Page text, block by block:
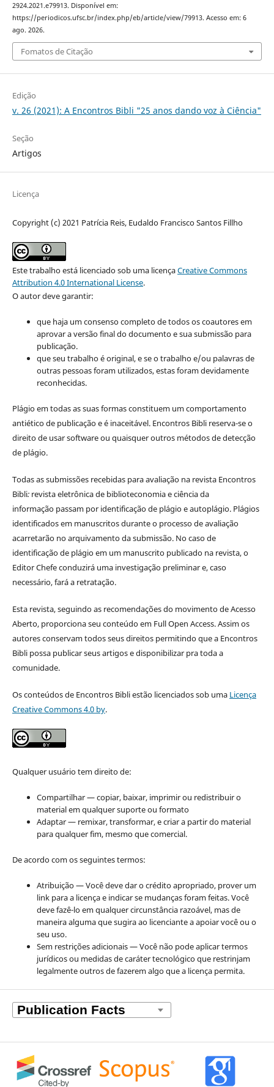
2924.2021.e79913. Disponível em:
https://periodicos.ufsc.br/index.php/eb/article/view/79913. Acesso em: 6
ago. 2026.
Fomatos de Citação
Edição
v. 26 (2021): A Encontros Bibli "25 anos dando voz à Ciência"
Seção
Artigos
Licença
Copyright (c) 2021 Patrícia Reis, Eudaldo Francisco Santos Fillho
Este trabalho está licenciado sob uma licençaCreative Commons
Attribution 4.0 International License.
O autor deve garantir:
que haja um consenso completo de todos os coautores em
aprovar a versão final do documento e sua submissão para
publicação.
que seu trabalho é original, e se o trabalho e/ou palavras de
outras pessoas foram utilizados, estas foram devidamente
reconhecidas.
Plágio em todas as suas formas constituem um comportamento
antiético de publicação e é inaceitável. Encontros Bibli reserva-se o
direito de usar software ou quaisquer outros métodos de detecção
de plágio.
Todas as submissões recebidas para avaliação na revista Encontros
Bibli: revista eletrônica de biblioteconomia e ciência da
informaçãopassam por identificação de plágio e autoplágio. Plágios
identificados em manuscritos durante o processo de avaliação
acarretarão no arquivamento da submissão. No caso de
identificação de plágio em um manuscrito publicado na revista, o
Editor Chefe conduzirá uma investigação preliminar e, caso
necessário, fará a retratação.
Esta revista, seguindo as recomendações do movimento de Acesso
Aberto, proporciona seu conteúdo em Full Open Access. Assim os
autores conservam todos seus direitos permitindo que a Encontros
Bibli possa publicar seus artigos e disponibilizar pra toda a
comunidade.
Os conteúdos de Encontros Bibli estão licenciados sob uma Licença
Creative Commons 4.0 by.
Qualquer usuário tem direito de:
Compartilhar — copiar, baixar, imprimir ou redistribuir o
material em qualquer suporte ou formato
Adaptar — remixar, transformar, e criar a partir do material
para qualquer fim, mesmo que comercial.
De acordo com os seguintes termos:
Atribuição — Você deve dar o crédito apropriado, prover um
link para a licença e indicar se mudanças foram feitas. Você
deve fazê-lo em qualquer circunstância razoável, mas de
maneira alguma que sugira ao licenciante a apoiar você ou o
seu uso.
Sem restrições adicionais — Você não pode aplicar termos
jurídicos ou medidas de caráter tecnológico que restrinjam
legalmente outros de fazerem algo que a licença permita.